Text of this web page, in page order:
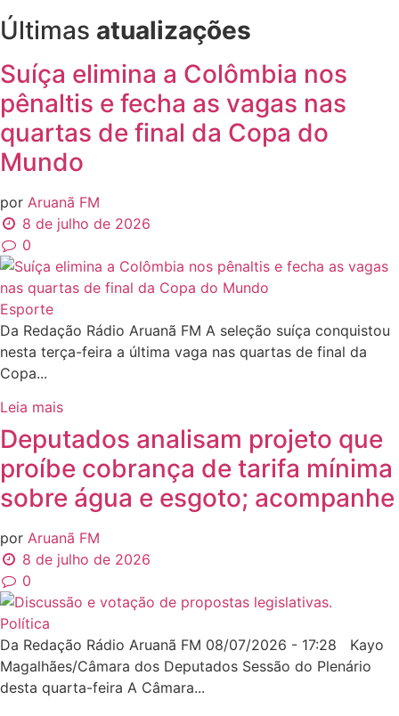
Últimas atualizações
Suíça elimina a Colômbia nos
pênaltis e fecha as vagas nas
quartas de final da Copa do
Mundo
por Aruanã FM
8 de julho de 2026
0
Esporte
Da Redação Rádio Aruanã FM A seleção suíça conquistou
nesta terça-feira a última vaga nas quartas de final da
Copa...
Leia mais
Deputados analisam projeto que
proíbe cobrança de tarifa mínima
sobre água e esgoto; acompanhe
por Aruanã FM
8 de julho de 2026
0
Política
Da Redação Rádio Aruanã FM 08/07/2026 - 17:28 Kayo
Magalhães/Câmara dos Deputados Sessão do Plenário
desta quarta-feira A Câmara...